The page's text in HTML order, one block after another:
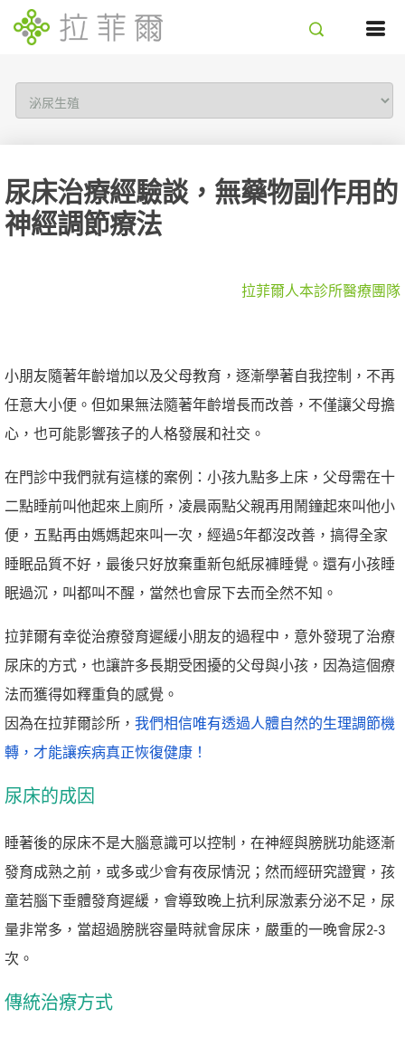
尿床治療經驗談，無藥物副作用的
神經調節療法
拉菲爾人本診所醫療團隊
小朋友隨著年齡增加以及父母教育，逐漸學著自我控制，不再
任意大小便。但如果無法隨著年齡增長而改善，不僅讓父母擔
心，也可能影響孩子的人格發展和社交。
在門診中我們就有這樣的案例：小孩九點多上床，父母需在十
二點睡前叫他起來上廁所，凌晨兩點父親再用鬧鐘起來叫他小
便，五點再由媽媽起來叫一次，經過5年都沒改善，搞得全家
睡眠品質不好，最後只好放棄重新包紙尿褲睡覺。還有小孩睡
眠過沉，叫都叫不醒，當然也會尿下去而全然不知。
拉菲爾有幸從治療發育遲緩小朋友的過程中，意外發現了治療
尿床的方式，也讓許多長期受困擾的父母與小孩，因為這個療
法而獲得如釋重負的感覺。
因為在拉菲爾診所， 我們相信唯有透過人體自然的生理調節機
轉，才能讓疾病真正恢復健康！
尿床的成因
睡著後的尿床不是大腦意識可以控制，在神經與膀胱功能逐漸
發育成熟之前，或多或少會有夜尿情況；然而經研究證實，孩
童若腦下垂體發育遲緩，會導致晚上抗利尿激素分泌不足，尿
量非常多，當超過膀胱容量時就會尿床，嚴重的一晚會尿2-3
次。
傳統治療方式